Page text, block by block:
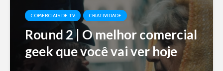
COMERCIAIS DE TV CRIATIVIDADE
Round 2 | O melhor comercial
geek que você vai ver hoje